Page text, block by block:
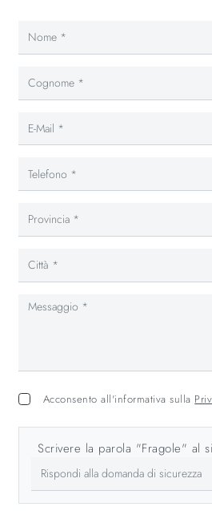
Acconsento all'informativa sulla
Scrivere la parola "Fragole" al